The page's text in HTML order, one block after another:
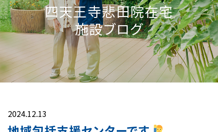
四天王寺悲⽥院在宅
施設ブログ
2024.12.13